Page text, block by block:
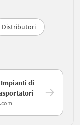
Distributori
di